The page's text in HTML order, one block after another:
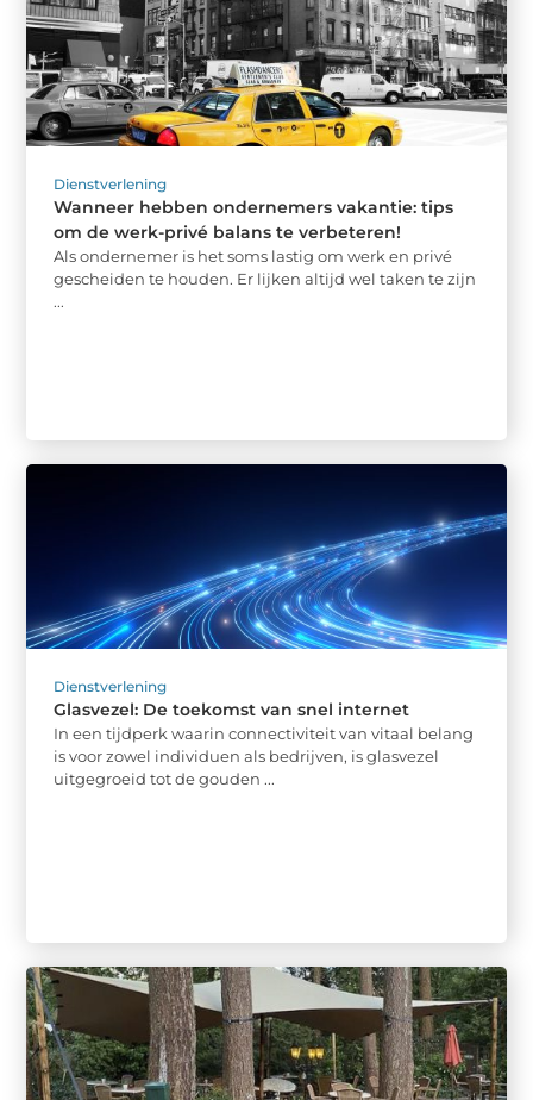
Dienstverlening
Wanneer hebben ondernemers vakantie: tips
om de werk-privé balans te verbeteren!
Als ondernemer is het soms lastig om werk en privé
gescheiden te houden. Er lijken altijd wel taken te zijn
...
Dienstverlening
Glasvezel: De toekomst van snel internet
In een tijdperk waarin connectiviteit van vitaal belang
is voor zowel individuen als bedrijven, is glasvezel
uitgegroeid tot de gouden ...